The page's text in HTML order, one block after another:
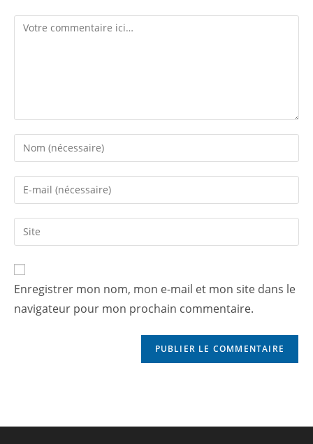
Enregistrer mon nom, mon e-mail et mon site dans le
navigateur pour mon prochain commentaire.